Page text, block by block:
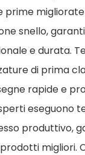
prime
snello,
e durata.
di prima
rapide e
eseguono
produttivo,
migliori.